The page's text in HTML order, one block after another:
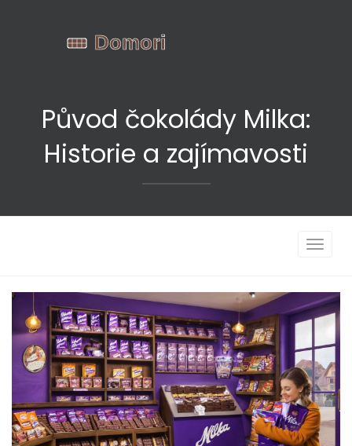
Původ čokolády Milka:
Historie a zajímavosti